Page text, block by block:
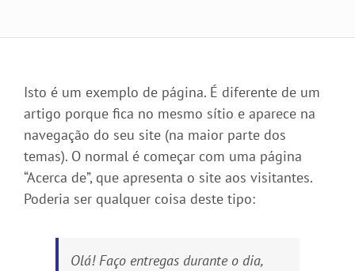
Isto é um exemplo de página. É diferente de um
artigo porque fica no mesmo sítio e aparece na
navegação do seu site (na maior parte dos
temas). O normal é começar com uma página
“Acerca de”, que apresenta o site aos visitantes.
Poderia ser qualquer coisa deste tipo:
Olá! Faço entregas durante o dia,